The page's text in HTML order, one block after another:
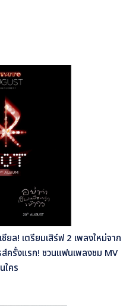
ยล! เตรียมเสิร์ฟ 2 เพลงใหม่จาก
ครั้งแรก! ชวนแฟนเพลงชม MV
ใคร